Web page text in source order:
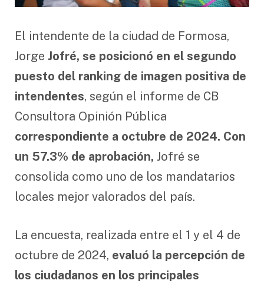
El intendente de la ciudad de Formosa,
Jorge Jofré, se posicionó en el segundo
puesto del ranking de imagen positiva de
intendentes, según el informe de CB
Consultora Opinión Pública
correspondiente a octubre de 2024. Con
un 57.3% de aprobación, Jofré se
consolida como uno de los mandatarios
locales mejor valorados del país.
La encuesta, realizada entre el 1 y el 4 de
octubre de 2024, evaluó la percepción de
los ciudadanos en los principales